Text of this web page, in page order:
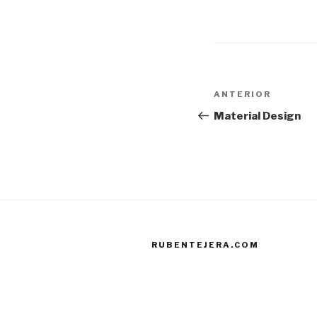
Navegación
de
Entrada
anterior:
ANTERIOR
Material Design
RUBENTEJERA.COM